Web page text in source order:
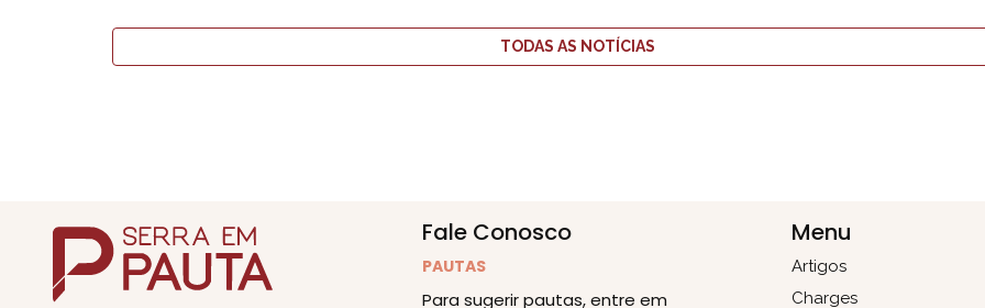
TODAS AS NOTÍCIAS
Fale Conosco
PAUTAS
Para sugerir pautas, entre em
Menu
Artigos
Charges